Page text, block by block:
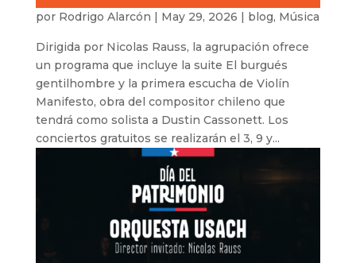
por Rodrigo Alarcón | May 29, 2026 | blog, Música
Dirigida por Nicolas Rauss, la agrupación ofrece
un programa que incluye la suite El burgués
gentilhombre y la primera escucha de Violín
Manifesto, obra del compositor chileno que
tendrá como solista a Dustin Cassonett. Los
conciertos gratuitos se realizarán el 3, 9 y...